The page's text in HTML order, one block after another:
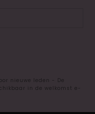
nieuwe leden - De
in de welkomst e-